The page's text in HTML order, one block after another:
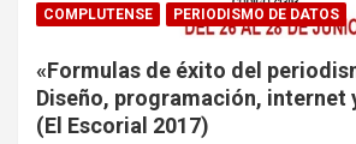
COMPLUTENSE PERIODISMO DE DATOS
«Formulas de éxito del
Diseño, programación, internet
(El Escorial 2017)